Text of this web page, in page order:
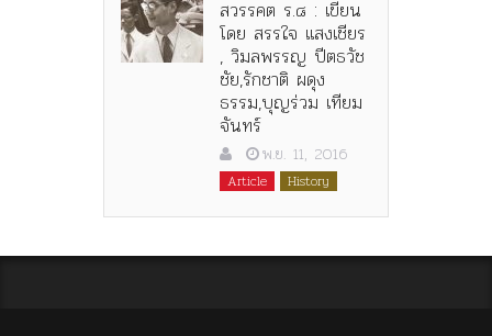
สวรรคต ร.๘ : เขียน
โดย สรรใจ แสงเชียร
, วิมลพรรญ ปีตธวัช
ชัย,รักชาติ ผดุง
ธรรม,บุญร่วม เทียม
จันทร์
พ.ย. 11, 2016
Article History